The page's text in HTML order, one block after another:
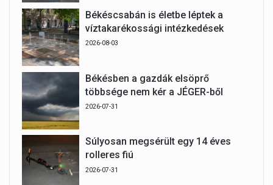
Békéscsabán is életbe léptek a
víztakarékossági intézkedések
2026-08-03
Békésben a gazdák elsöprő
többsége nem kér a JÉGER-ből
2026-07-31
Súlyosan megsérült egy 14 éves
rolleres fiú
2026-07-31